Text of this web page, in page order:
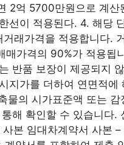
2억 5700만원으로 계
선이 적용된다. 4. 해당
래가격을 적용합니다.
매가격의 90%가 적용됩
반품 보장이 제공되지
지가를 더하여 연면적
물의 시가표준액 또는
해 확인할 수 있습니다.
본 임대차계약서 사본